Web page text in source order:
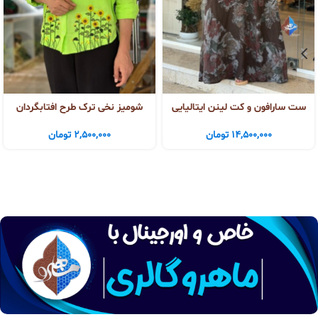
ست سارافون و کت لینن ایتالیایی
14,500,000 تومان
شومیز نخی ترک طرح افتابگردان
2,500,000 تومان